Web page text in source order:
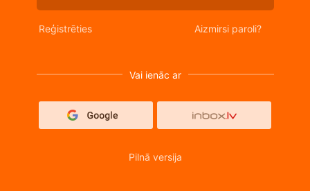
Reģistrēties Aizmirsi paroli?
Vai ienāc ar
Pilnā versija